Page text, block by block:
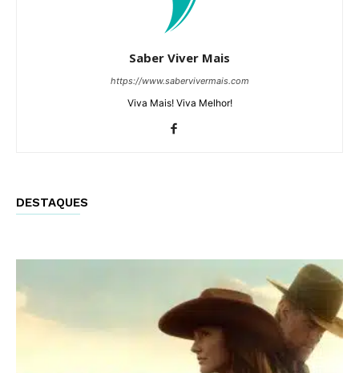
Saber Viver Mais
https://www.sabervivermais.com
Viva Mais! Viva Melhor!
DESTAQUES